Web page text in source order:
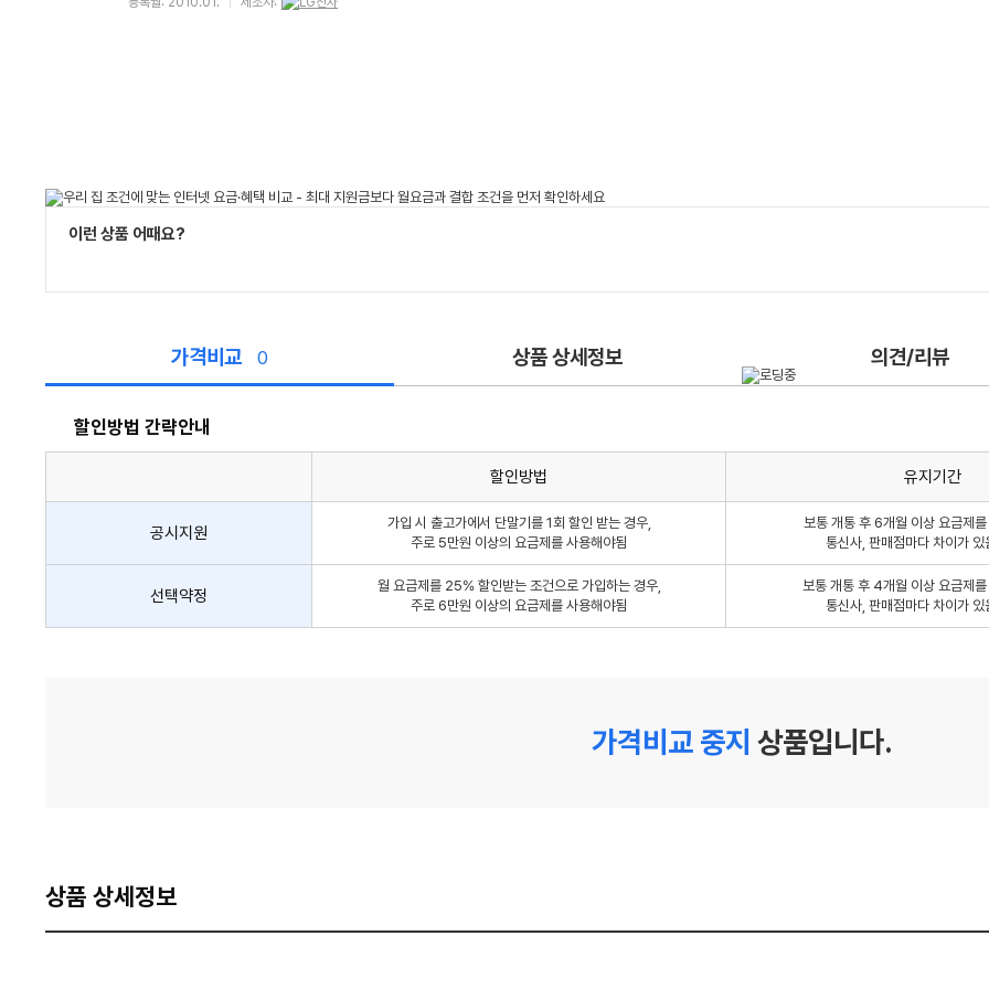
이런 상품 어때요?
가격비교 0 상품 상세정보 의견/리뷰
할인방법 간략안내
인
방
략
할인방법 유지기간
공시지원
가입 시 출고가에서 단말기를 1회 할인 받는 경우,
주로 5만원 이상의 요금제를 사용해야됨
보통 개통 후 6개월 이상 요금제
통신사, 판매점마다 차이가 있
선택약정
월 요금제를 25% 할인받는 조건으로 가입하는 경우,
주로 6만원 이상의 요금제를 사용해야됨
보통 개통 후 4개월 이상 요금제
통신사, 판매점마다 차이가 있
가격비교 중지 상품입니다.
상품 상세정보